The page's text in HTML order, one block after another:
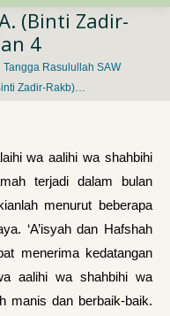
(Binti Zadir-
4
Tangga Rasulullah SAW
Zadir-Rakb)…
wa aalihi wa shahbihi
terjadi dalam bulan
menurut beberapa
‘A’isyah dan Hafshah
menerima kedatangan
aalihi wa shahbihi wa
manis dan berbaik-baik.